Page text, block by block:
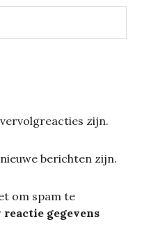
zijn.
berichten zijn.
om spam te
gegevens